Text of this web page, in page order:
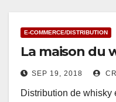
E-COMMERCE/DISTRIBUTION
La maison du
SEP 19, 2018
Distribution de whisky